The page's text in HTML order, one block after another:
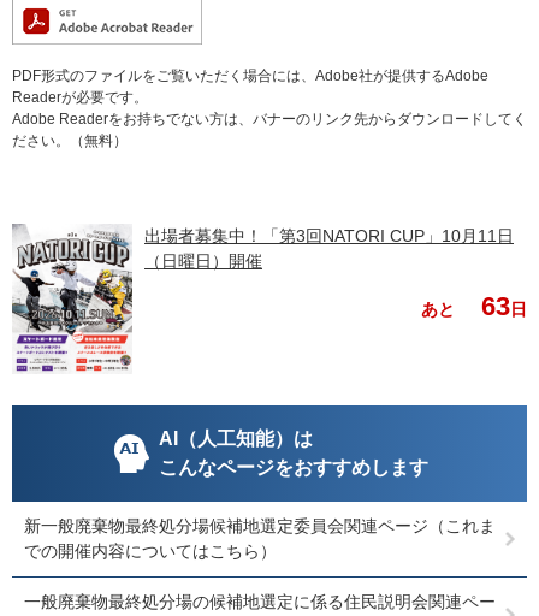
PDF形式のファイルをご覧いただく場合には、Adobe社が提供するAdobe
Readerが必要です。
Adobe Readerをお持ちでない方は、バナーのリンク先からダウンロードしてく
ださい。（無料）
出場者募集中！「第3回NATORI CUP」10月11日
（日曜日）開催
あと 63日
AI（人工知能）は
こんなページをおすすめします
新一般廃棄物最終処分場候補地選定委員会関連ページ（これま
での開催内容についてはこちら）
一般廃棄物最終処分場の候補地選定に係る住民説明会関連ペー